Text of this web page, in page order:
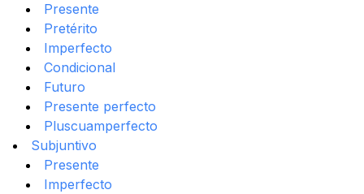
Presente
Pretérito
Imperfecto
Condicional
Futuro
Presente perfecto
Pluscuamperfecto
Subjuntivo
Presente
Imperfecto